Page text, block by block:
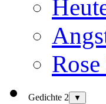
Gedichte 2 ▼